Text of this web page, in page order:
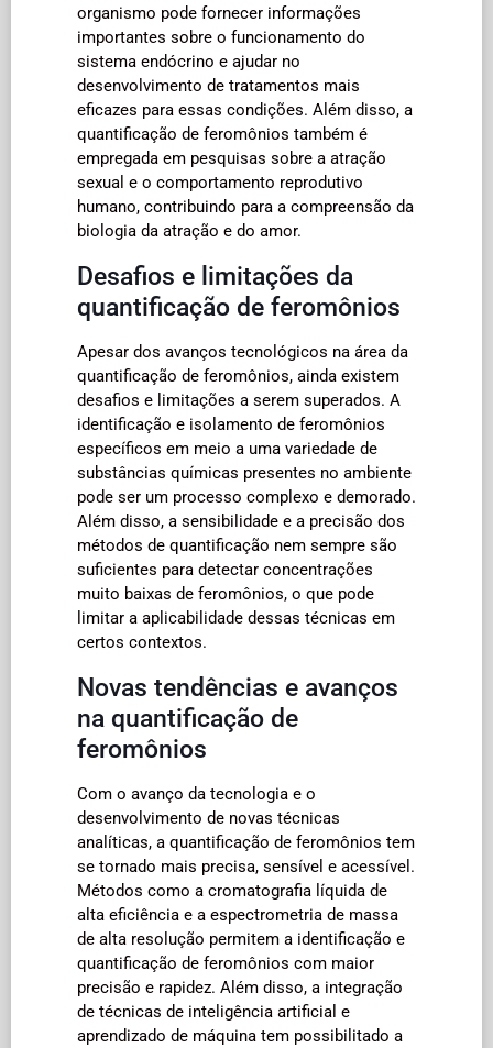
organismo pode fornecer informações
importantes sobre o funcionamento do
sistema endócrino e ajudar no
desenvolvimento de tratamentos mais
eficazes para essas condições. Além disso, a
quantificação de feromônios também é
empregada em pesquisas sobre a atração
sexual e o comportamento reprodutivo
humano, contribuindo para a compreensão da
biologia da atração e do amor.
Desafios e limitações da
quantificação de feromônios
Apesar dos avanços tecnológicos na área da
quantificação de feromônios, ainda existem
desafios e limitações a serem superados. A
identificação e isolamento de feromônios
específicos em meio a uma variedade de
substâncias químicas presentes no ambiente
pode ser um processo complexo e demorado.
Além disso, a sensibilidade e a precisão dos
métodos de quantificação nem sempre são
suficientes para detectar concentrações
muito baixas de feromônios, o que pode
limitar a aplicabilidade dessas técnicas em
certos contextos.
Novas tendências e avanços
na quantificação de
feromônios
Com o avanço da tecnologia e o
desenvolvimento de novas técnicas
analíticas, a quantificação de feromônios tem
se tornado mais precisa, sensível e acessível.
Métodos como a cromatografia líquida de
alta eficiência e a espectrometria de massa
de alta resolução permitem a identificação e
quantificação de feromônios com maior
precisão e rapidez. Além disso, a integração
de técnicas de inteligência artificial e
aprendizado de máquina tem possibilitado a